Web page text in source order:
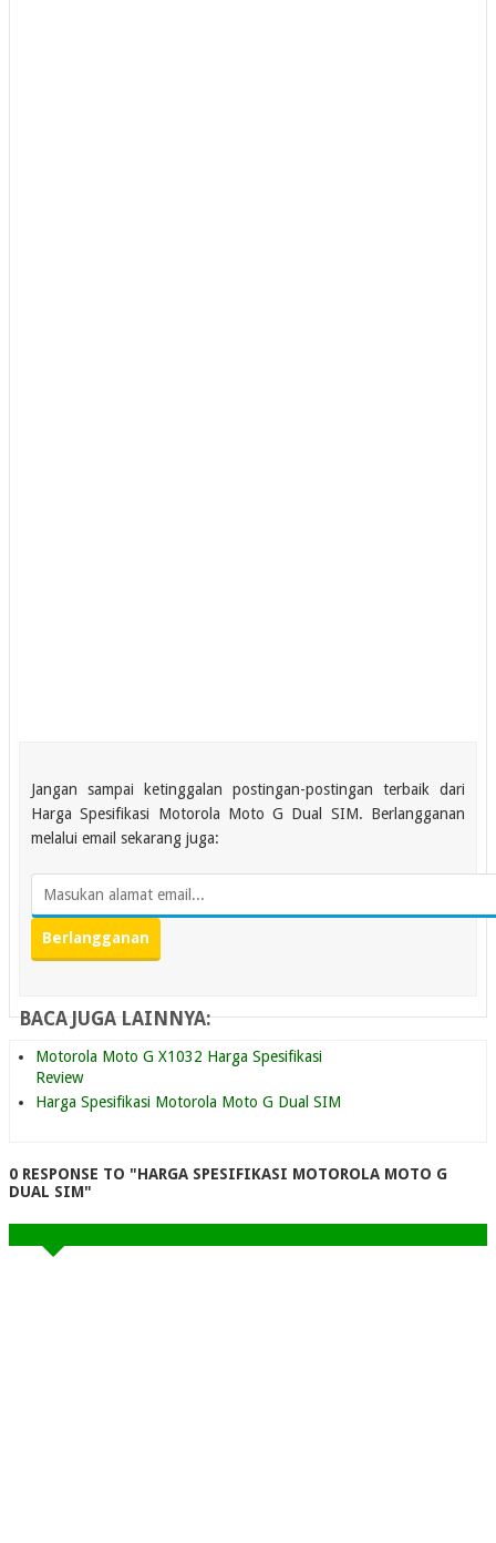
Jangan sampai ketinggalan postingan-postingan terbaik dari
Harga Spesifikasi Motorola Moto G Dual SIM. Berlangganan
melalui email sekarang juga:
BACA JUGA LAINNYA:
Motorola Moto G X1032 Harga Spesifikasi
Review
Harga Spesifikasi Motorola Moto G Dual SIM
0 RESPONSE TO "HARGA SPESIFIKASI MOTOROLA MOTO G
DUAL SIM"